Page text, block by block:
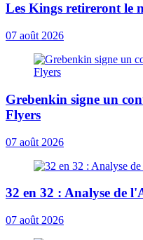
Les Kings retireront le
07 août 2026
Grebenkin signe un
Flyers
07 août 2026
32 en 32 : Analyse de
07 août 2026